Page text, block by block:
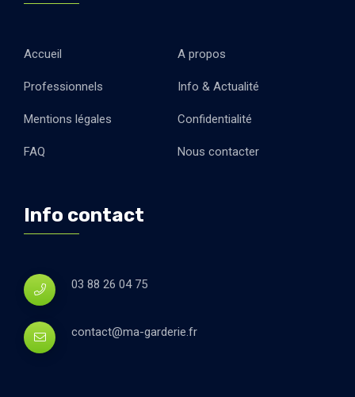
Accueil A propos
Professionnels Info & Actualité
Mentions légales Confidentialité
FAQ Nous contacter
Info contact
03 88 26 04 75
contact@ma-garderie.fr